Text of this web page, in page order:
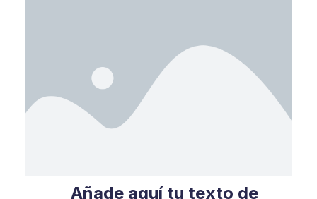
Añade aquí tu texto de